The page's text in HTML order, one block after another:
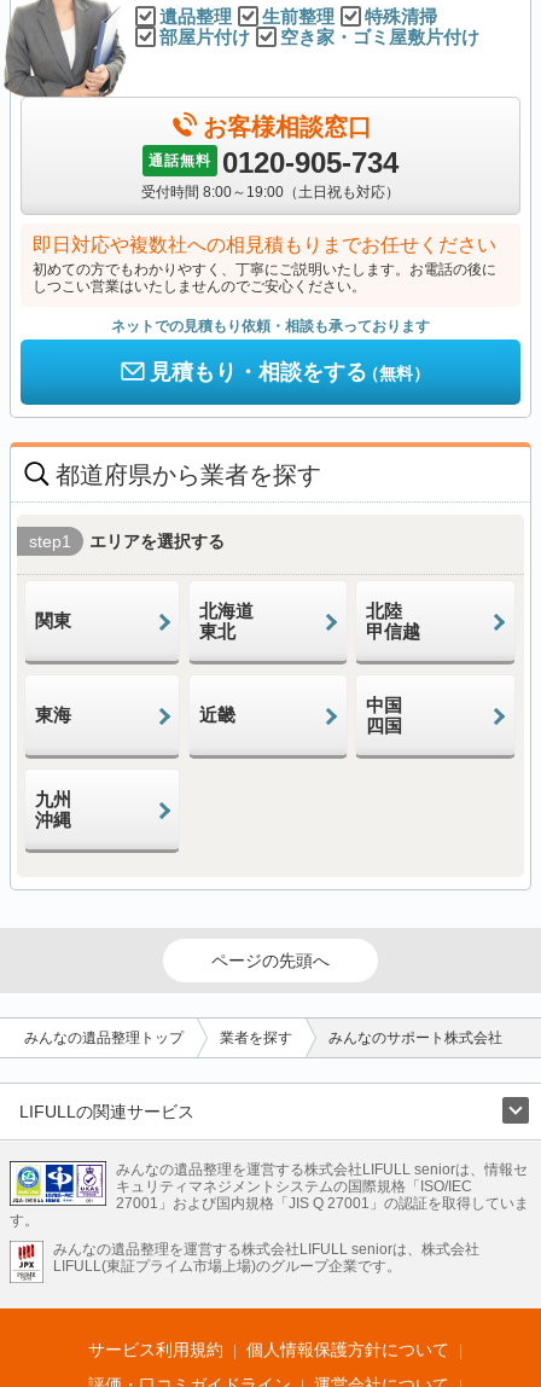
遺品整理 生前整理
特殊清掃
部屋片付け
空き家・ゴミ屋敷片付け
お客様相談窓口
通話無料 0120-905-734
受付時間 8:00～19:00（土日祝も対応）
即日対応や複数社への相見積もりまでお任せください
初めての方でもわかりやすく、丁寧にご説明いたします。お電話の後に
しつこい営業はいたしませんのでご安心ください。
ネットでの見積もり依頼・相談も承っております
見積もり・相談をする（無料）
都道府県から業者を探す
step1 エリアを選択する
関東
北海道
東北
北陸
甲信越
東海 近畿
中国
四国
九州
沖縄
ページの先頭へ
みんなの遺品整理トップ 業者を探す みんなのサポート株式会社
LIFULLの関連サービス
不動産・住宅 引越し 老人ホーム 地方創生
ママの就労支援
不動産クラウドファンディング 遺品整理 老後の暮らし情報
LIFULL HOME'Sのサービス
不動産・住宅
不動産査定 マンション専門売却査定 不動産投資 アドバイザー
不動産アーカイブ
空き家バンク 家賃相場 不動産会社
まちむすび
不動産用語集 住まいのお役立ち情報
LIFULL HOME'S PRESS
アプリ 不動産データ 不動産転職
みんなの遺品整理を運営する株式会社LIFULL seniorは、情報セ
キュリティマネジメントシステムの国際規格「ISO/IEC
27001」および国内規格「JIS Q 27001」の認証を取得していま
す。
みんなの遺品整理を運営する株式会社LIFULL seniorは、株式会社
LIFULL(東証プライム市場上場)のグループ企業です。
サービス利用規約
個人情報保護方針について